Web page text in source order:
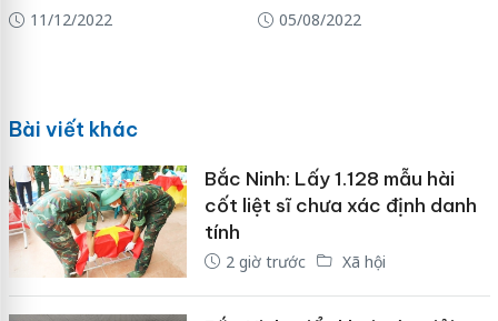
11/12/2022
05/08/2022
Bài viết khác
Bắc Ninh: Lấy 1.128 mẫu hài
cốt liệt sĩ chưa xác định danh
tính
2 giờ trước Xã hội